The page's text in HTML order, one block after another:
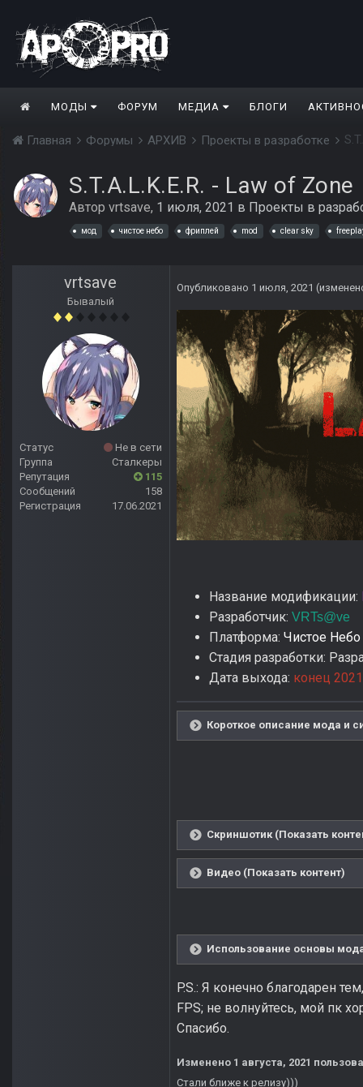
МОДЫ ФОРУМ МЕДИА БЛОГИ
Главная Форумы АРХИВ Проекты в разработке
S.T.A.L.K.E.R. - Law of Zone
Автор vrtsave, 1 июля, 2021 в Проекты в
мод чистое небо фриплей mod clear sky
vrtsave
Бывалый
Статус
Не в сети
Группа
Сталкеры
Репутация
115
Сообщений
158
Регистрация
17.06.2021
Опубликовано 1 июля, 2021
Название модификации:
Разработчик: VRTs@ve
Платформа: Чистое Небо
Стадия разработки:
Дата выхода: конец
Короткое описание мода и
Скриншотик (Показать
Видео (Показать контент)
Использование основы
P.S.: Я конечно благодарен
FPS; не волнуйтесь, мой пк
Спасибо.
Изменено 1 августа, 2021
Стали ближе к релизу)))